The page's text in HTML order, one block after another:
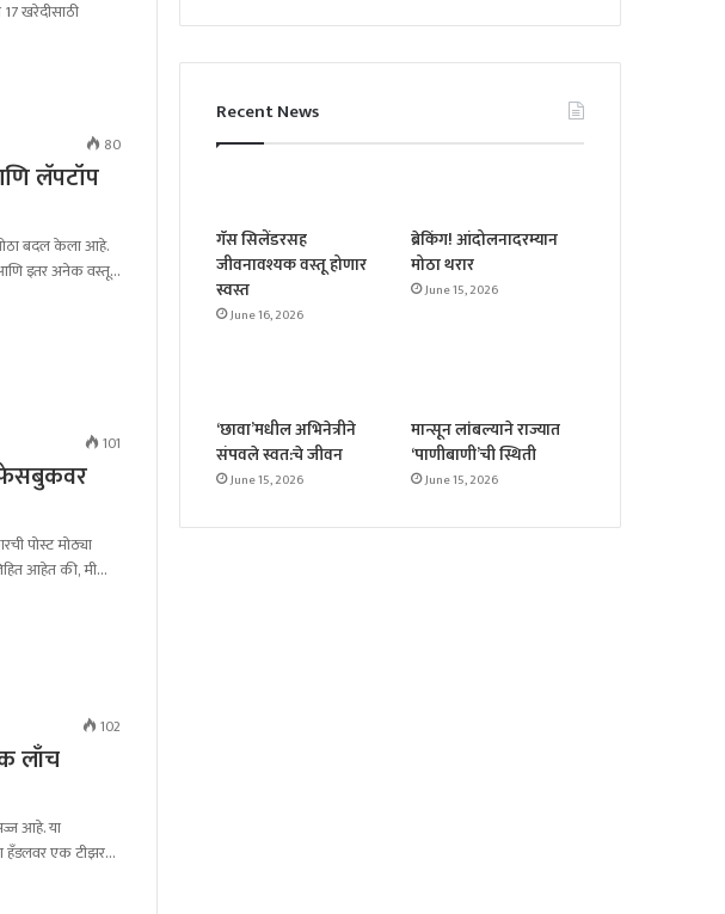
खरेदीसाठी
80
लॅपटॉप
बदल केला आहे.
आणि इतर अनेक वस्तू…
101
फेसबुकवर
पोस्ट मोठ्या
आहेत की, मी…
102
लाँच
आहे. या
हँडलवर एक टीझर…
Recent News
गॅस सिलेंडरसह
जीवनावश्यक वस्तू होणार
स्वस्त
June 16, 2026
ब्रेकिंग! आंदोलनादरम्यान
मोठा थरार
June 15, 2026
‘छावा’मधील अभिनेत्रीने
संपवले स्वत:चे जीवन
June 15, 2026
मान्सून लांबल्याने राज्यात
‘पाणीबाणी’ची स्थिती
June 15, 2026